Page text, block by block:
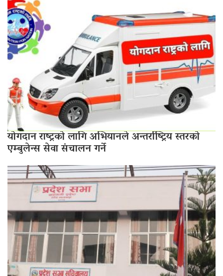
योगदान राष्ट्रको लागि अभियानले अन्तर्राष्ट्रिय स्तरको
एम्बुलेन्स सेवा संचालन गर्ने